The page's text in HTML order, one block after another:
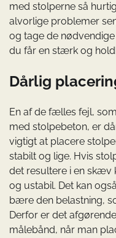
med stolperne så
alvorlige problemer
og tage de
du får en stærk og
Dårlig
En af de fælles fejl,
med stolpebeton, er
vigtigt at placere
stabilt og lige. Hvis
det resultere i en skæv
og ustabil. Det kan
bære den belastning,
Derfor er det
målebånd, når man